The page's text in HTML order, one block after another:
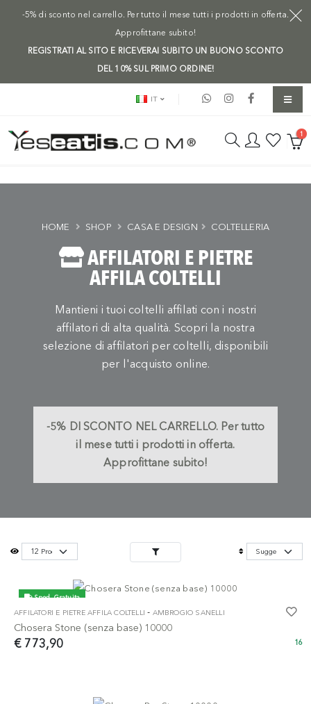
-5% di sconto nel carrello. Per tutto il mese tutti i prodotti in offerta.
Approfittane subito!
REGISTRATI AL SITO E RICEVERAI SUBITO UN BUONO SCONTO
DEL 10% SUL PRIMO ORDINE!
IT
1
AFFILATORI E PIETRE
AFFILA COLTELLI
Mantieni i tuoi coltelli affilati con i nostri
affilatori di alta qualità. Scopri la nostra
selezione di affilatori per coltelli, disponibili
per l'acquisto online.
-5% DI SCONTO NEL CARRELLO. Per tutto
il mese tutti i prodotti in offerta.
Approfittane subito!
HOME SHOP CASA E DESIGN COLTELLERIA
Sped. Gratuita
AFFILATORI E PIETRE AFFILA COLTELLI - AMBROGIO SANELLI
Chosera Stone (senza base) 10000
€ 773,90 16